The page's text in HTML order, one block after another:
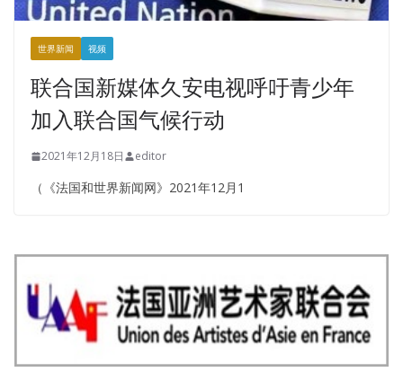
世界新闻 视频
联合国新媒体久安电视呼吁青少年
加入联合国气候行动
2021年12月18日 editor
（《法国和世界新闻网》2021年12月1